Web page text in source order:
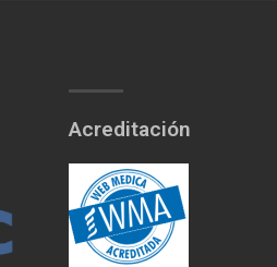
Acreditación